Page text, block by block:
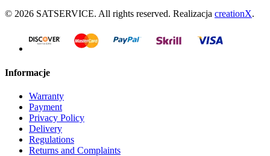
© 2026 SATSERVICE. All rights reserved. Realizacja creationX.
Informacje
Warranty
Payment
Privacy Policy
Delivery
Regulations
Returns and Complaints